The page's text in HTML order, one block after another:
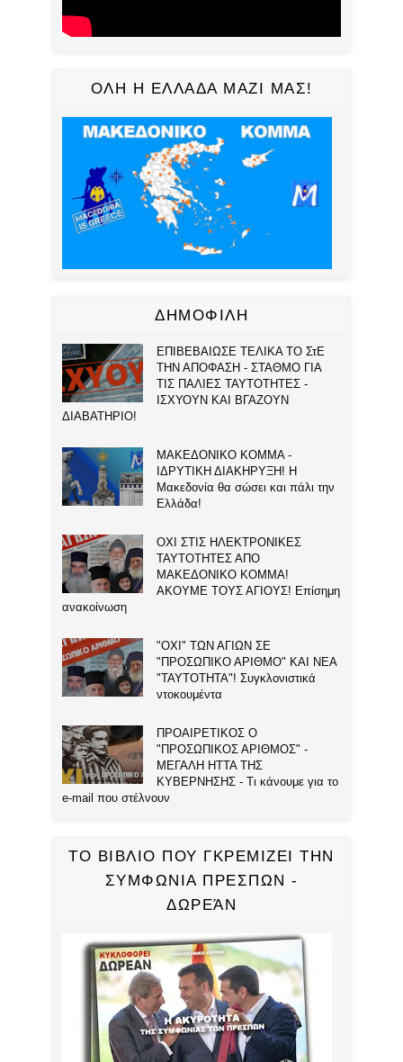
ΟΛΗ Η ΕΛΛΑΔΑ ΜΑΖΙ ΜΑΣ!
ΔΗΜΟΦΙΛΗ
ΕΠΙΒΕΒΑΙΩΣΕ ΤΕΛΙΚΑ ΤΟ ΣτΕ
ΤΗΝ ΑΠΟΦΑΣΗ - ΣΤΑΘΜΟ ΓΙΑ
ΤΙΣ ΠΑΛΙΕΣ ΤΑΥΤΟΤΗΤΕΣ -
ΙΣΧΥΟΥΝ ΚΑΙ ΒΓΑΖΟΥΝ
ΔΙΑΒΑΤΗΡΙΟ!
ΜΑΚΕΔΟΝΙΚΟ ΚΟΜΜΑ -
ΙΔΡΥΤΙΚΗ ΔΙΑΚΗΡΥΞΗ! Η
Μακεδονία θα σώσει και πάλι την
Ελλάδα!
ΟΧΙ ΣΤΙΣ ΗΛΕΚΤΡΟΝΙΚΕΣ
ΤΑΥΤΟΤΗΤΕΣ ΑΠΟ
ΜΑΚΕΔΟΝΙΚΟ ΚΟΜΜΑ!
ΑΚΟΥΜΕ ΤΟΥΣ ΑΓΙΟΥΣ! Επίσημη
ανακοίνωση
"ΟΧΙ" ΤΩΝ ΑΓΙΩΝ ΣΕ
"ΠΡΟΣΩΠΙΚΟ ΑΡΙΘΜΟ" ΚΑΙ ΝΕΑ
"ΤΑΥΤΟΤΗΤΑ"! Συγκλονιστικά
ντοκουμέντα
ΠΡΟΑΙΡΕΤΙΚΟΣ Ο
"ΠΡΟΣΩΠΙΚΟΣ ΑΡΙΘΜΟΣ" -
ΜΕΓΑΛΗ ΗΤΤΑ ΤΗΣ
ΚΥΒΕΡΝΗΣΗΣ - Τι κάνουμε για το
e-mail που στέλνουν
ΤΟ ΒΙΒΛΙΟ ΠΟΥ ΓΚΡΕΜΙΖΕΙ ΤΗΝ
ΣΥΜΦΩΝΙΑ ΠΡΕΣΠΩΝ -
ΔΩΡΕΆΝ